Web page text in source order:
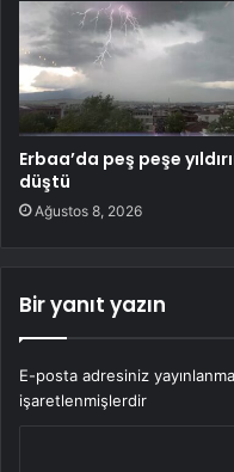
Erbaa’da peş peşe
düştü
Ağustos 8, 2026
Bir yanıt yazın
E-posta adresiniz
işaretlenmişlerdir